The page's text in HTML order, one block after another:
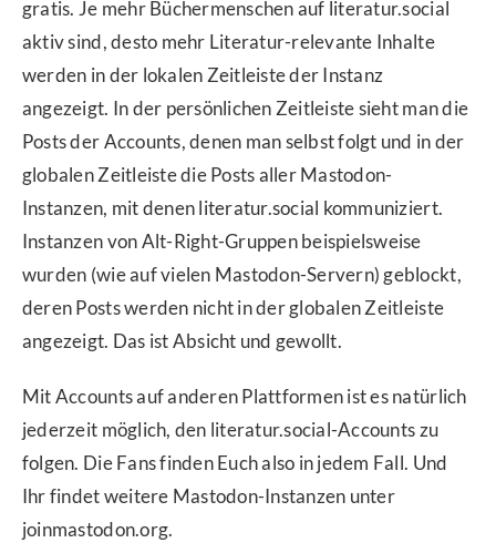
gratis. Je mehr Büchermenschen auf literatur.social
aktiv sind, desto mehr Literatur-relevante Inhalte
werden in der lokalen Zeitleiste der Instanz
angezeigt. In der persönlichen Zeitleiste sieht man die
Posts der Accounts, denen man selbst folgt und in der
globalen Zeitleiste die Posts aller Mastodon-
Instanzen, mit denen literatur.social kommuniziert.
Instanzen von Alt-Right-Gruppen beispielsweise
wurden (wie auf vielen Mastodon-Servern) geblockt,
deren Posts werden nicht in der globalen Zeitleiste
angezeigt. Das ist Absicht und gewollt.
Mit Accounts auf anderen Plattformen ist es natürlich
jederzeit möglich, den literatur.social-Accounts zu
folgen. Die Fans finden Euch also in jedem Fall. Und
Ihr findet weitere Mastodon-Instanzen unter
joinmastodon.org.